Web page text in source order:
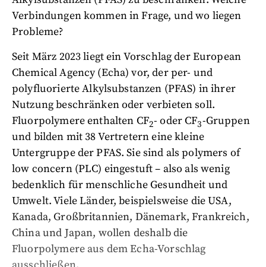
Verbindungen kommen in Frage, und wo liegen
Probleme?
Seit März 2023 liegt ein Vorschlag der European
Chemical Agency (Echa) vor, der per- und
polyfluorierte Alkylsubstanzen (PFAS) in ihrer
Nutzung beschränken oder verbieten soll.
Fluorpolymere enthalten CF2- oder CF3-Gruppen
und bilden mit 38 Vertretern eine kleine
Untergruppe der PFAS. Sie sind als polymers of
low concern (PLC) eingestuft – also als wenig
bedenklich für menschliche Gesundheit und
Umwelt. Viele Länder, beispielsweise die USA,
Kanada, Großbritannien, Dänemark, Frankreich,
China und Japan, wollen deshalb die
Fluorpolymere aus dem Echa-Vorschlag